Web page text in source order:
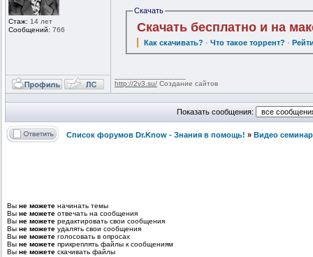
Стаж: 14 лет
Сообщений: 766
Скачать
Скачать бесплатно и на
Как скачивать? ·Что такое торрент? ·
http://2v3.su/ Создание сайтов
Показать сообщения:
Список форумов Dr.Know - Знания в помощь! » Видео
Вы не можете начинать темы
Вы не можете отвечать на сообщения
Вы не можете редактировать свои сообщения
Вы не можете удалять свои сообщения
Вы не можете голосовать в опросах
Вы не можете прикреплять файлы к сообщениям
Вы не можете скачивать файлы